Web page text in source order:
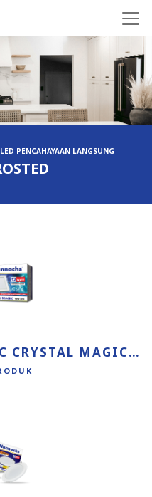
PENCAHAYAAN LANGSUNG
GLASS FROSTED AC/DC CRYSTAL MAGIC GFS